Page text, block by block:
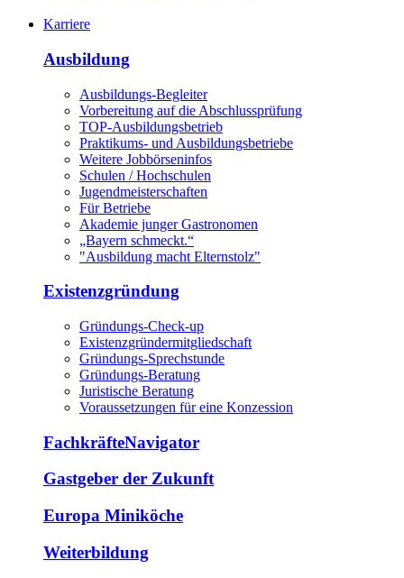
Karriere
Ausbildung
Ausbildungs-Begleiter
Vorbereitung auf die Abschlussprüfung
TOP-Ausbildungsbetrieb
Praktikums- und Ausbildungsbetriebe
Weitere Jobbörseninfos
Schulen / Hochschulen
Jugendmeisterschaften
Für Betriebe
Akademie junger Gastronomen
„Bayern schmeckt.“
"Ausbildung macht Elternstolz"
Existenzgründung
Gründungs-Check-up
Existenzgründermitgliedschaft
Gründungs-Sprechstunde
Gründungs-Beratung
Juristische Beratung
Voraussetzungen für eine Konzession
FachkräfteNavigator
Gastgeber der Zukunft
Europa Miniköche
Weiterbildung